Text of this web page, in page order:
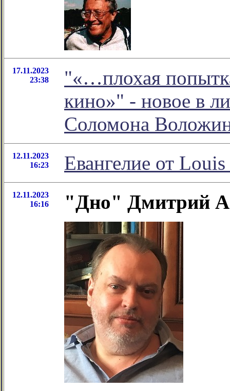
17.11.2023
23:38
"«…плохая
кино»" - новое в
Соломона
12.11.2023
16:23
Евангелие от
12.11.2023
16:16
"Дно" Дмитрий